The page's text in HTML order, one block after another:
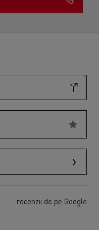
recenzii de pe Google